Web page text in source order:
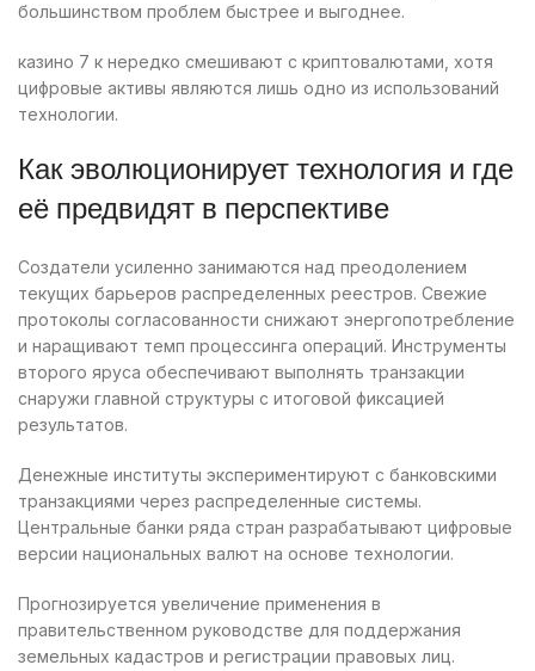
большинством проблем быстрее и выгоднее.
казино 7 к нередко смешивают с криптовалютами, хотя
цифровые активы являются лишь одно из использований
технологии.
Как эволюционирует технология и где
её предвидят в перспективе
Создатели усиленно занимаются над преодолением
текущих барьеров распределенных реестров. Свежие
протоколы согласованности снижают энергопотребление
и наращивают темп процессинга операций. Инструменты
второго яруса обеспечивают выполнять транзакции
снаружи главной структуры с итоговой фиксацией
результатов.
Денежные институты экспериментируют с банковскими
транзакциями через распределенные системы.
Центральные банки ряда стран разрабатывают цифровые
версии национальных валют на основе технологии.
Прогнозируется увеличение применения в
правительственном руководстве для поддержания
земельных кадастров и регистрации правовых лиц.